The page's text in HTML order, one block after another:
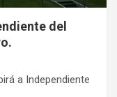
del
a Independiente